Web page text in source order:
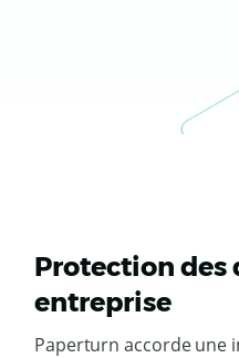
Protection des
entreprise
Paperturn accorde une